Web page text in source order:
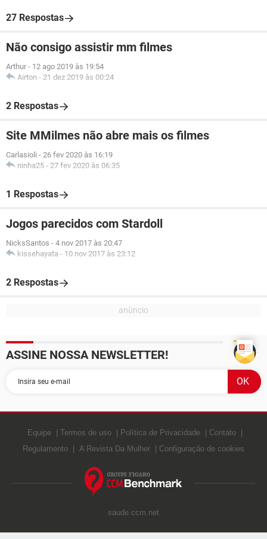
27 Respostas
Não consigo assistir mm filmes
Arthur - 12 ago 2019 às 19:54
Airton - 21 dez 2019 às 00:24
2 Respostas
Site MMilmes não abre mais os filmes
Carlasioli - 26 fev 2020 às 16:19
ninha25 - 27 fev 2020 às 06:35
1 Respostas
Jogos parecidos com Stardoll
NicksSantos - 4 nov 2017 às 20:47
kissehayata - 10 nov 2017 às 23:12
2 Respostas
ASSINE NOSSA NEWSLETTER!
Equipe Termos de uso Política de Privacidade
Contato
Regulamento
A Revista Da Mulher Configuração de cookies
saude.ccm.net